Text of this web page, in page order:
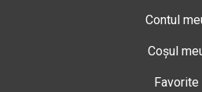
Contul
Coșul
Favorite